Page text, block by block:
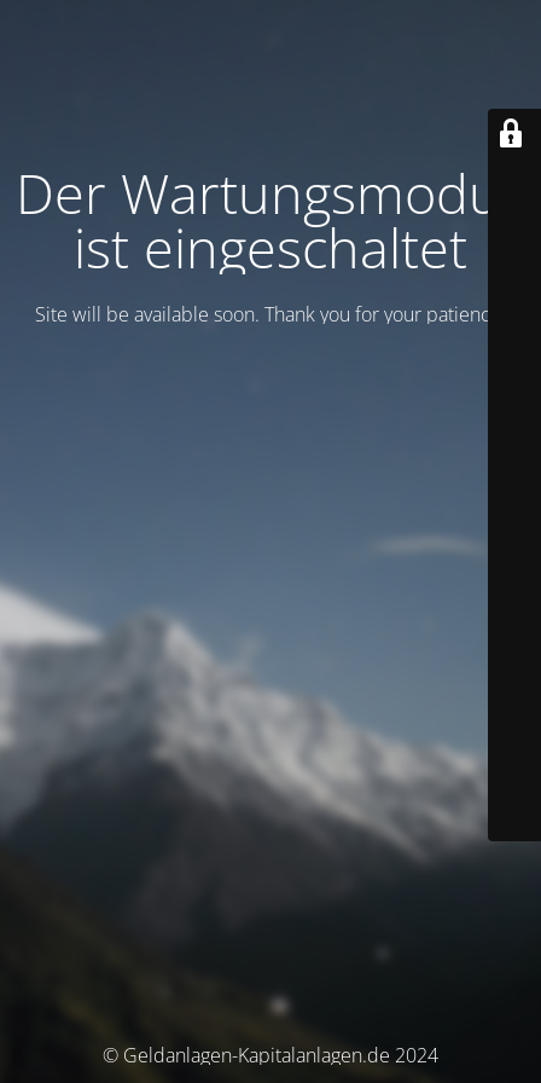
Der Wartungsmodus
ist eingeschaltet
Site will be available soon. Thank you for your patience!
© Geldanlagen-Kapitalanlagen.de 2024